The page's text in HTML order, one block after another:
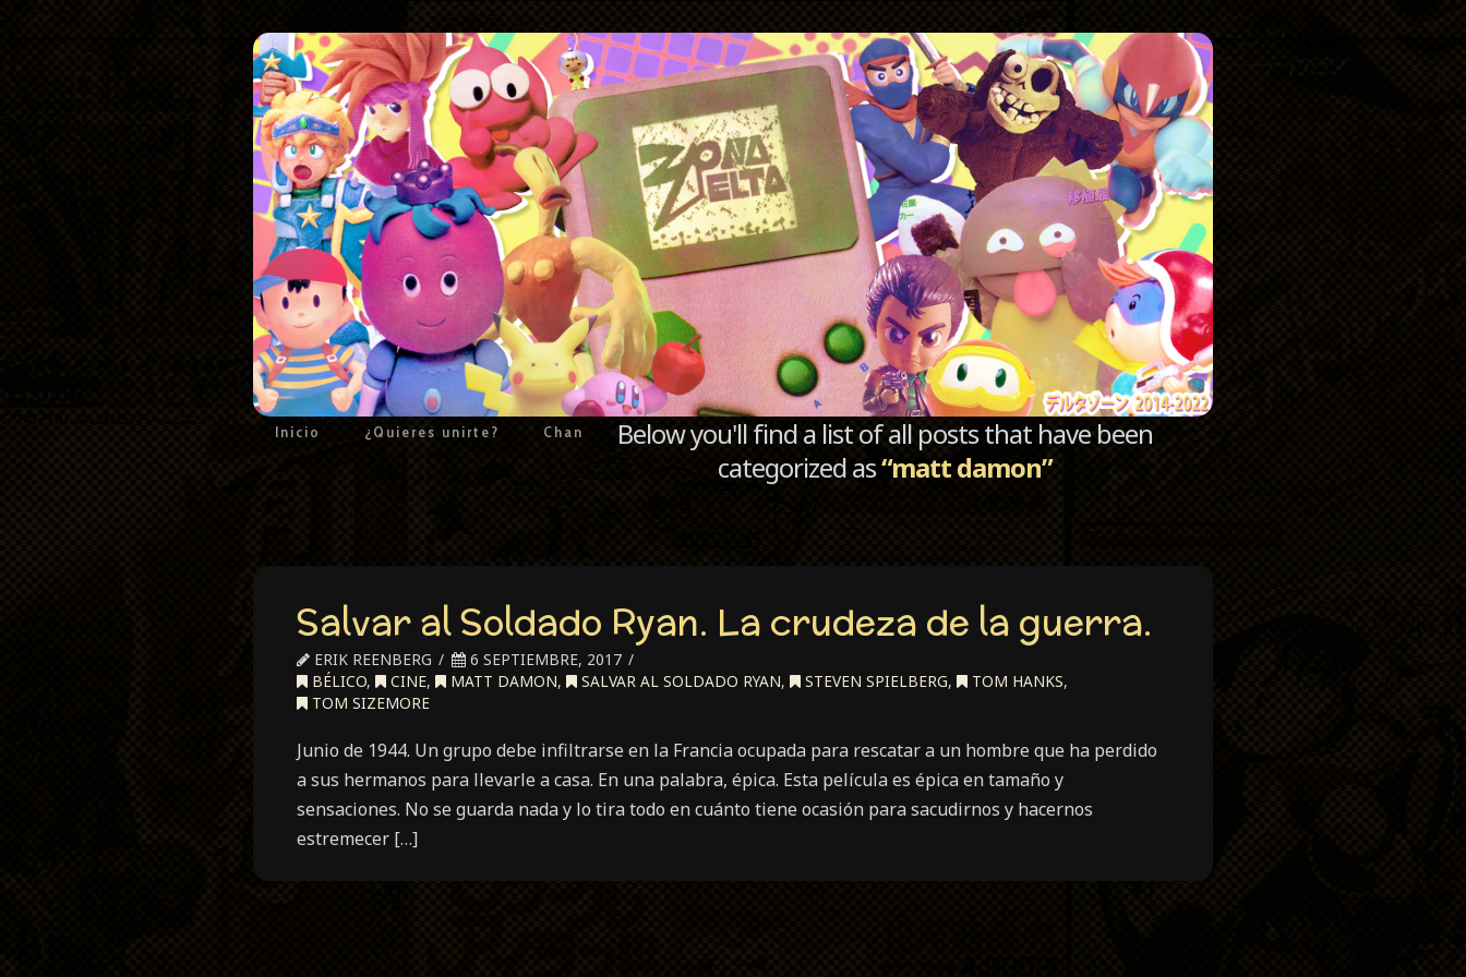
Inicio ¿Quieres unirte? Chan
Below you'll find a list of all posts that have been
categorized as“matt damon”
Salvar al Soldado Ryan. La crudeza de la guerra.
ERIK REENBERG
6 SEPTIEMBRE, 2017
BÉLICO, CINE, MATT DAMON, SALVAR AL SOLDADO RYAN, STEVEN SPIELBERG, TOM HANKS,
TOM SIZEMORE
Junio de 1944. Un grupo debe infiltrarse en la Francia ocupada para rescatar a un hombre que ha perdido
a sus hermanos para llevarle a casa. En una palabra, épica. Esta película es épica en tamaño y
sensaciones. No se guarda nada y lo tira todo en cuánto tiene ocasión para sacudirnos y hacernos
estremecer […]